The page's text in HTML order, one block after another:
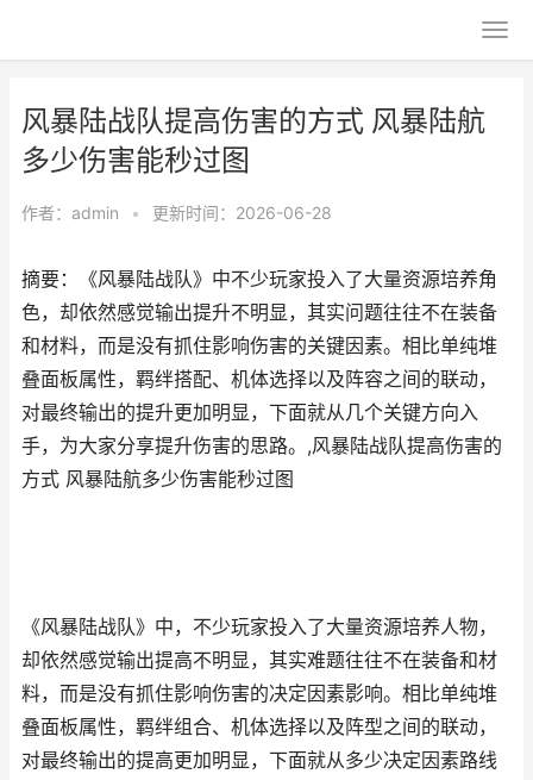
风暴陆战队提高伤害的方式 风暴陆航
多少伤害能秒过图
作者： admin • 更新时间：2026-06-28
摘要：《风暴陆战队》中不少玩家投入了大量资源培养角
色，却依然感觉输出提升不明显，其实问题往往不在装备
和材料，而是没有抓住影响伤害的关键因素。相比单纯堆
叠面板属性，羁绊搭配、机体选择以及阵容之间的联动，
对最终输出的提升更加明显，下面就从几个关键方向入
手，为大家分享提升伤害的思路。,风暴陆战队提高伤害的
方式 风暴陆航多少伤害能秒过图
《风暴陆战队》中，不少玩家投入了大量资源培养人物，
却依然感觉输出提高不明显，其实难题往往不在装备和材
料，而是没有抓住影响伤害的决定因素影响。相比单纯堆
叠面板属性，羁绊组合、机体选择以及阵型之间的联动，
对最终输出的提高更加明显，下面就从多少决定因素路线